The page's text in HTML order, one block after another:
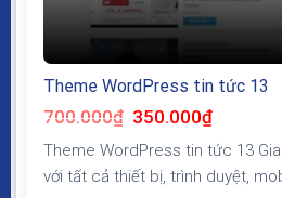
Theme WordPress tin tức 13
700.000₫ Giá
gốc
là:
700.000₫.
350.000₫Giá
tại
là:
350.000₫.
Theme WordPress tin tức 13
với tất cả thiết bị, trình duyệt,